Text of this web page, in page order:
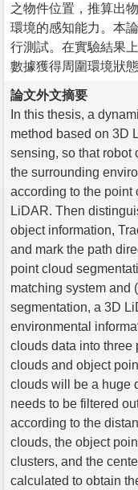
之物件位置，推算出
環境的感知能力。本
行測試。在實驗結果
數據獲得周圍環境狀
論文外文摘要
In this thesis, a
method based on 3D
sensing, so that robot
the surrounding
according to the point
LiDAR. Then
object information,
and mark the path
point cloud
matching system and
segmentation, a 3D
environmental
clouds data into three
clouds and object
clouds will be a huge
needs to be filtered
according to the
clouds, the object
clusters, and the
calculated to obtain